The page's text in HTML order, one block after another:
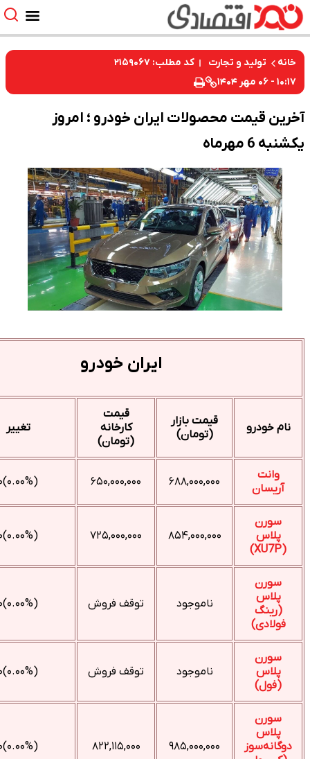
و تجارت کد مطلب: ۲۱۵۹۰۶۷
محصولات ایران خودرو ؛ امروز
ایران خودرو
قیمت بازار
(تومان)
قیمت
کارخانه
(تومان)
۶۸۸,۰۰۰,۰۰۰ ۶۵۰,۰۰۰,۰۰۰ (۰.۰۰%)۰
۸۵۴,۰۰۰,۰۰۰ ۷۲۵,۰۰۰,۰۰۰ (۰.۰۰%)۰
ناموجود توقف فروش (۰.۰۰%)۰
ناموجود توقف فروش (۰.۰۰%)۰
۹۸۵,۰۰۰,۰۰۰ ۸۲۲,۱۱۵,۰۰۰ (۰.۰۰%)۰